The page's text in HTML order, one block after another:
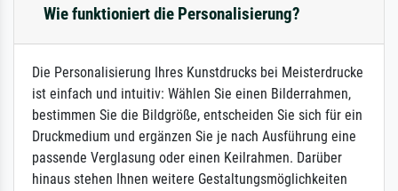
Wie funktioniert die Personalisierung?
Die Personalisierung Ihres Kunstdrucks bei Meisterdrucke
ist einfach und intuitiv: Wählen Sie einen Bilderrahmen,
bestimmen Sie die Bildgröße, entscheiden Sie sich für ein
Druckmedium und ergänzen Sie je nach Ausführung eine
passende Verglasung oder einen Keilrahmen. Darüber
hinaus stehen Ihnen weitere Gestaltungsmöglichkeiten